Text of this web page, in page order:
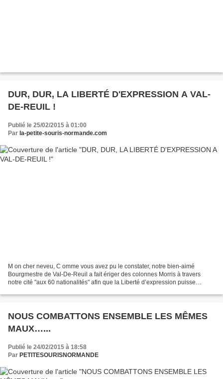
DUR, DUR, LA LIBERTÉ D'EXPRESSION A VAL-
DE-REUIL !
Publié le 25/02/2015 à 01:00
Par la-petite-souris-normande.com
M on cher neveu, C omme vous avez pu le constater, notre bien-aimé
Bourgmestre de Val-De-Reuil a fait ériger des colonnes Morris à travers
notre cité "aux 60 nationalités" afin que la Liberté d’expression puisse
NOUS COMBATTONS ENSEMBLE LES MÊMES
MAUX…...
Publié le 24/02/2015 à 18:58
Par PETITESOURISNORMANDE